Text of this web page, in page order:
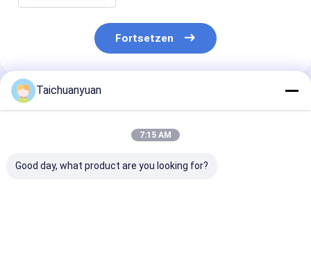
Fortsetzen
Empfohlene Produkte
Taichuanyuan
7:15 AM
Good day, what product are you looking for?